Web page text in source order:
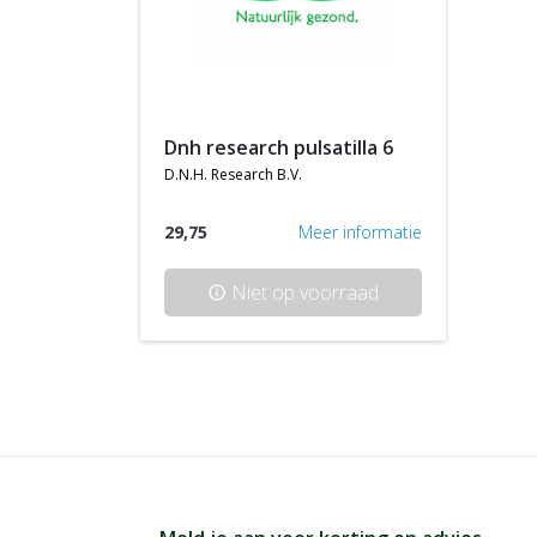
dnh research pulsatilla 6
d.n.h. research b.v.
29,75 Meer informatie
info Niet op voorraad